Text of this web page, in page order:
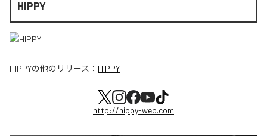
HIPPY
HIPPYの他のリリース： HIPPY
http://hippy-web.com